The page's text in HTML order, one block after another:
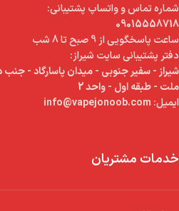
شماره تماس و واتساپ پشتیبانی:
09015558718
ساعت پاسخگویی از 9 صبح تا 8 شب
دفتر پشتیبانی سایت شیراز:
شیراز - سفیر جنوبی - میدان پاسارگاد - جنب
ملت - طبقه اول - واحد 2
ایمیل:
خدمات مشتریان